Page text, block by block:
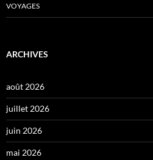
VOYAGES
ARCHIVES
août 2026
juillet 2026
juin 2026
mai 2026